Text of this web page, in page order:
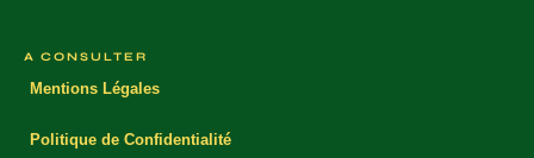
A CONSULTER
Mentions Légales
Politique de Confidentialité